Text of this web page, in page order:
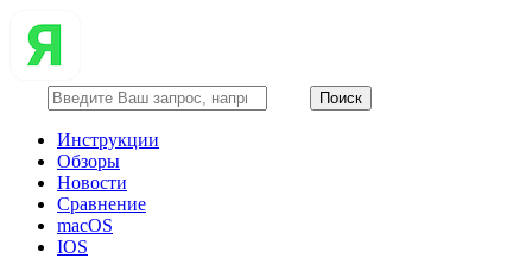
Инструкции
Обзоры
Новости
Сравнение
macOS
IOS